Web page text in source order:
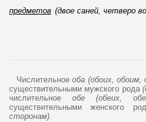
предметов (двое саней, четверо
Числительноеоба (обоих, обоим,
существительными мужского рода
числительное обе (обеих,
существительными женского
сторонам).